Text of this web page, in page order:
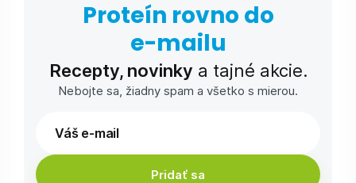
Proteín rovno do
e-⁠mailu
Recepty, novinky a tajné akcie.
Nebojte sa, žiadny spam a všetko s mierou.
Pridať sa